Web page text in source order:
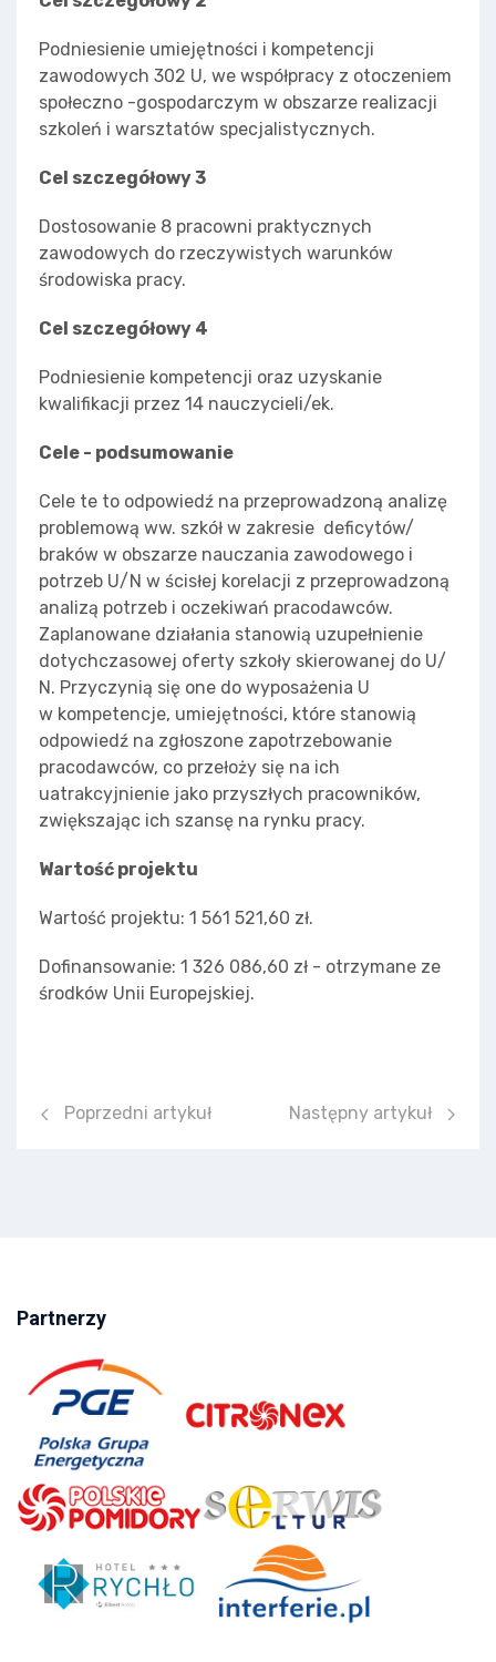
Podniesienie umiejętności i kompetencji
zawodowych 302 U, we współpracy z otoczeniem
społeczno -gospodarczym w obszarze realizacji
szkoleń i warsztatów specjalistycznych.
Cel szczegółowy 3
Dostosowanie 8 pracowni praktycznych
zawodowych do rzeczywistych warunków
środowiska pracy.
Cel szczegółowy 4
Podniesienie kompetencji oraz uzyskanie
kwalifikacji przez 14 nauczycieli/ek.
Cele - podsumowanie
Cele te to odpowiedź na przeprowadzoną analizę
problemową ww. szkół w zakresie deficytów/
braków w obszarze nauczania zawodowego i
potrzeb U/N w ścisłej korelacji z przeprowadzoną
analizą potrzeb i oczekiwań pracodawców.
Zaplanowane działania stanowią uzupełnienie
dotychczasowej oferty szkoły skierowanej do U/
N. Przyczynią się one do wyposażenia U
w kompetencje, umiejętności, które stanowią
odpowiedź na zgłoszone zapotrzebowanie
pracodawców, co przełoży się na ich
uatrakcyjnienie jako przyszłych pracowników,
zwiększając ich szansę na rynku pracy.
Wartość projektu
Wartość projektu: 1 561 521,60 zł.
Dofinansowanie: 1 326 086,60 zł - otrzymane ze
środków Unii Europejskiej.
Poprzedni artykuł: KARIERA ZAWODOWDÓW W
Poprzedni artykuł Następny artykuł:
Następny artykuł
Partnerzy